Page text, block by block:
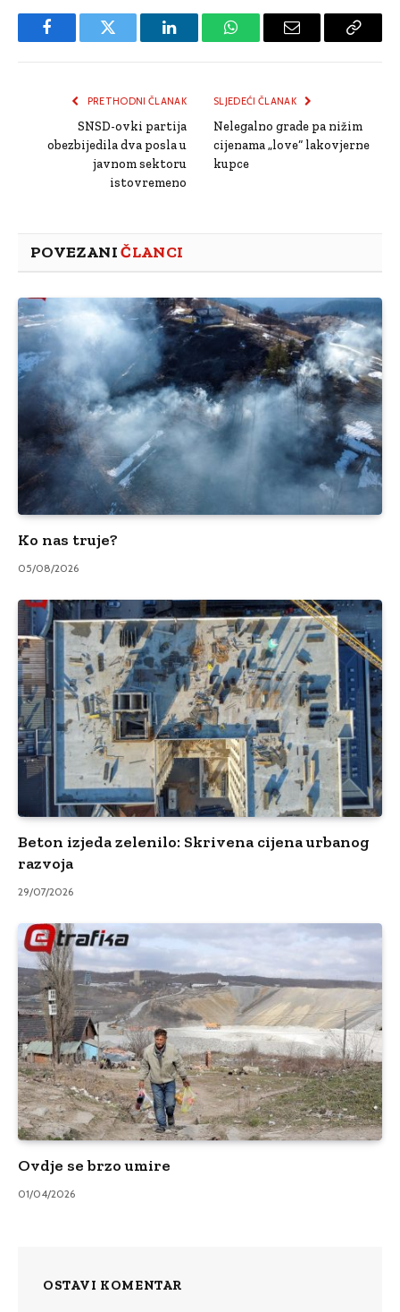
FacebookTwitter LinkedInWhatsAppEmail
Copy
PRETHODNI ČLANAK
SNSD-ovki partija
obezbijedila dva posla u
javnom sektoru
istovremeno
SLJEDEĆI ČLANAK
Nelegalno grade pa nižim
cijenama „love“ lakovjerne
kupce
POVEZANIČLANCI
Ko nas truje?
05/08/2026
Beton izjeda zelenilo: Skrivena cijena urbanog
razvoja
29/07/2026
Ovdje se brzo umire
01/04/2026
OSTAVI KOMENTAR